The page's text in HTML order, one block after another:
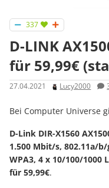
337
D-LINK
für 59,99€
27.04.2021 Lucy2000
Bei Computer Universe
D-Link DIR-X1560
1.500 Mbit/s, 802.11a/
WPA3, 4 x 10/100/1000
für 59,99€.